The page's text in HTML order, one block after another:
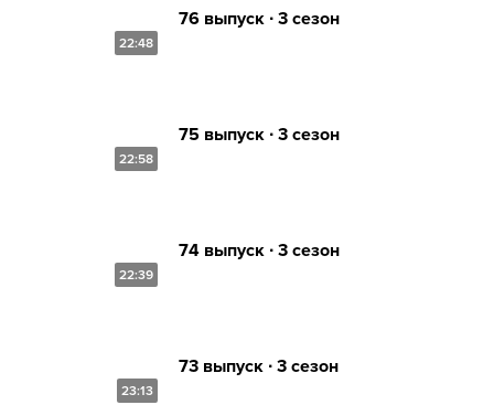
22:48
76 выпуск ∙ 3 сезон
22:58
75 выпуск ∙ 3 сезон
22:39
74 выпуск ∙ 3 сезон
23:13
73 выпуск ∙ 3 сезон